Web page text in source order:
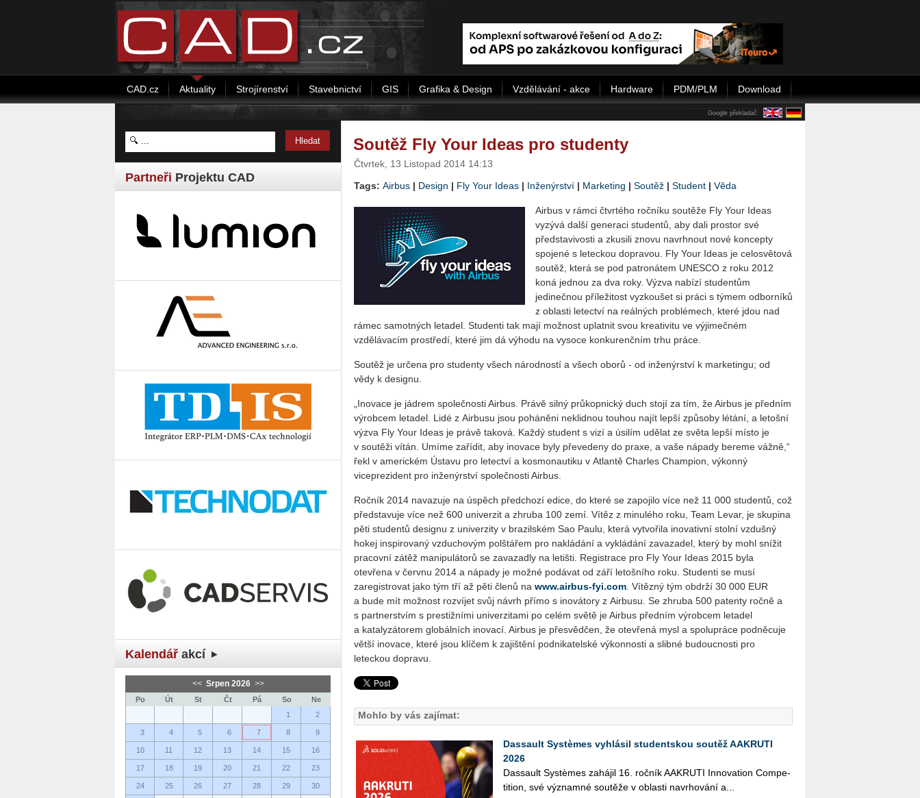
CAD.cz Aktuality Strojírenství Stavebnictví GIS Grafika & Design Vzdělávání - akce Hardware PDM/PLM Download
Google překladač:
Partneři Projektu CAD
Kalendář akcí
<< Srpen 2026 >>
Po Út St Čt Pá So
Ne
1
2
3 4 5 6 7 8 9
10 11 12 13 14 15 16
17 18 19 20 21 22 23
24 25 26 27 28 29 30
Soutěž Fly Your Ideas pro studenty
Čtvrtek, 13 Listopad 2014 14:13
Tags: Airbus | Design | Fly Your Ideas | Inženýrství | Marketing | Soutěž | Student | Věda
Airbus v rámci čtvrtého ročníku soutěže Fly Your Ideas
vyzývá další generaci studentů, aby dali prostor své
představivosti a zkusili znovu navrhnout nové koncepty
spojené s leteckou dopravou. Fly Your Ideas je celosvětová
soutěž, která se pod patronátem UNESCO z roku 2012
koná jednou za dva roky. Výzva nabízí studentům
jedinečnou příležitost vyzkoušet si práci s týmem odborníků
z oblasti letectví na reálných problémech, které jdou nad
rámec samotných letadel. Studenti tak mají možnost uplatnit svou kreativitu ve výjimečném
vzdělávacím prostředí, které jim dá výhodu na vysoce konkurenčním trhu práce.
Soutěž je určena pro studenty všech národností a všech oborů - od inženýrství k marketingu; od
vědy k designu.
„Inovace je jádrem společnosti Airbus. Právě silný průkopnický duch stojí za tím, že Airbus je předním
výrobcem letadel. Lidé z Airbusu jsou poháněni neklidnou touhou najít lepší způsoby létání, a letošní
výzva Fly Your Ideas je právě taková. Každý student s vizí a úsilím udělat ze světa lepší místo je
v soutěži vítán. Umíme zařídit, aby inovace byly převedeny do praxe, a vaše nápady bereme vážně,“
řekl v americkém Ústavu pro letectví a kosmonautiku v Atlantě Charles Champion, výkonný
viceprezident pro inženýrství společnosti Airbus.
Ročník 2014 navazuje na úspěch předchozí edice, do které se zapojilo více než 11 000 studentů, což
představuje více než 600 univerzit a zhruba 100 zemí. Vítěz z minulého roku, Team Levar, je skupina
pěti studentů designu z univerzity v brazilském Sao Paulu, která vytvořila inovativní stolní vzdušný
hokej inspirovaný vzduchovým polštářem pro nakládání a vykládání zavazadel, který by mohl snížit
pracovní zátěž manipulátorů se zavazadly na letišti. Registrace pro Fly Your Ideas 2015 byla
otevřena v červnu 2014 a nápady je možné podávat od září letošního roku. Studenti se musí
zaregistrovat jako tým tří až pěti členů na www.airbus-fyi.com . Vítězný tým obdrží 30 000 EUR
a bude mít možnost rozvíjet svůj návrh přímo s inovátory z Airbusu. Se zhruba 500 patenty ročně a
s partnerstvím s prestižními univerzitami po celém světě je Airbus předním výrobcem letadel
a katalyzátorem globálních inovací. Airbus je přesvědčen, že otevřená mysl a spolupráce podněcuje
větší inovace, které jsou klíčem k zajištění podnikatelské výkonnosti a slibné budoucnosti pro
leteckou dopravu.
Mohlo by vás zajímat:
Dassault Systèmes vyhlásil studentskou soutěž AAKRUTI
2026
Das­sault Sys­tè­mes za­há­jil 16. roč­ník AA­KRU­TI In­no­vati­on Com­pe­
ti­ti­on, své vý­znam­né sou­tě­že v ob­las­ti na­vr­ho­vá­ní a...